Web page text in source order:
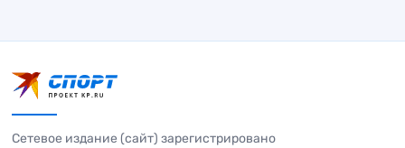
Сетевое издание (сайт) зарегистрировано